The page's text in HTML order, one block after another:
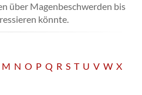
über Magenbeschwerden bis
könnte.
M N O P Q R S T U V W X